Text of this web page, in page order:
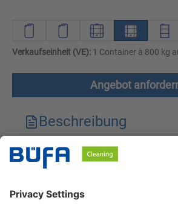
Verkaufseinheit (VE): 1 Container à 800 kg
Angebot
Beschreibung
Technische Merkmale
Sicherheitshinweise